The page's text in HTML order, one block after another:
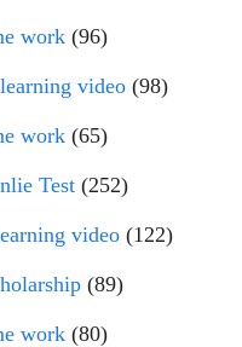
work (96)
video (98)
work (65)
Test (252)
video (122)
(89)
work (80)